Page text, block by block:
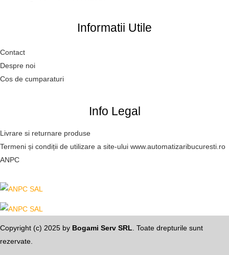
Informatii Utile
Contact
Despre noi
Cos de cumparaturi
Info Legal
Livrare si returnare produse
Termeni și condiții de utilizare a site-ului www.automatizaribucuresti.ro
ANPC
Copyright (c) 2025 by Bogami Serv SRL . Toate drepturile sunt
rezervate.